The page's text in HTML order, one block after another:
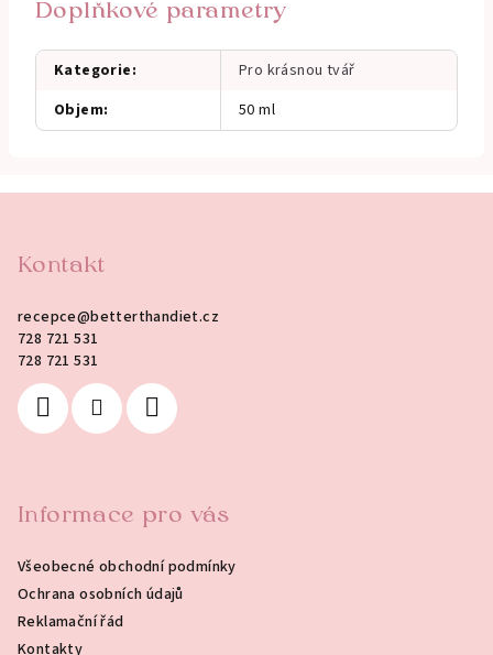
Doplňkové parametry
Kategorie:
Pro krásnou tvář
Objem: 50 ml
Kontakt
recepce@betterthandiet.cz
728 721 531
728 721 531
Informace pro vás
Všeobecné obchodní podmínky
Ochrana osobních údajů
Reklamační řád
Kontakty